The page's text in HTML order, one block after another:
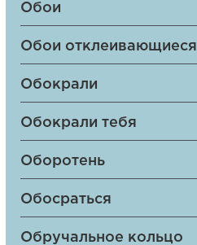
Обои
Обои отклеивающиеся
Обокрали
Обокрали тебя
Оборотень
Обосраться
Обручальное кольцо